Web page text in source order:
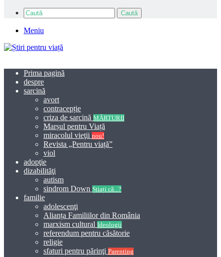
Caută
Meniu
Prima pagină
despre
sarcină
avort
contracepție
criza de sarcină MĂRTURII
Marșul pentru Viață
miracolul vieţii nou!
Revista „Pentru viață”
viol
adopţie
dizabilităţi
autism
sindrom Down Știați că...?
familie
adolescenţi
Alianța Familiilor din România
marxism cultural Ideologii
referendum pentru căsătorie
religie
sfaturi pentru părinţi Parenting